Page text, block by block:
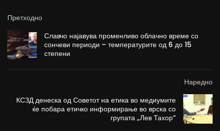
Претходно
Славчо најавува променливо облачно време со
сончеви периоди – температурите од 6 до 15
степени
Наредно
КСЗД денеска од Советот на етика во медиумите
ќе побара етичко информирање во врска со
групата „Лев Тахор“